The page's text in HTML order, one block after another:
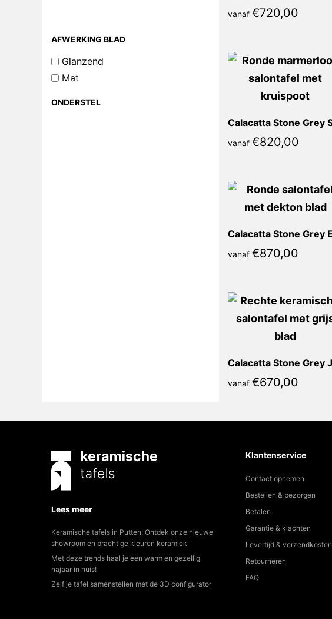
vanaf €720,00
vanaf €820,00
vanaf €870,00
vanaf €670,00
AFWERKING BLAD
Glanzend
Mat
ONDERSTEL
Lees meer
Keramische tafels in Putten: Ontdek onze nieuwe
showroom en prachtige kleuren keramiek
Met deze trends haal je een warm en gezellig
najaar in huis!
Zelf je tafel samenstellen met de 3D configurator
Klantenservice
Contact opnemen
Bestellen & bezorgen
Betalen
Garantie & klachten
Levertijd & verzendkosten
Retourneren
FAQ